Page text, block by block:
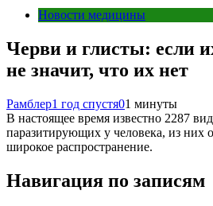
Новости медицины
Черви и глисты: если
не значит, что их нет
Рамблер1 год спустя01 минуты
В настоящее время известно 2287
паразитирующих у человека, из них
широкое распространение.
Навигация по записям